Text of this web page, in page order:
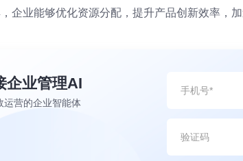
企业能够优化资源分配，提升产品创新效率，加
企业管理AI
运营的企业智能体